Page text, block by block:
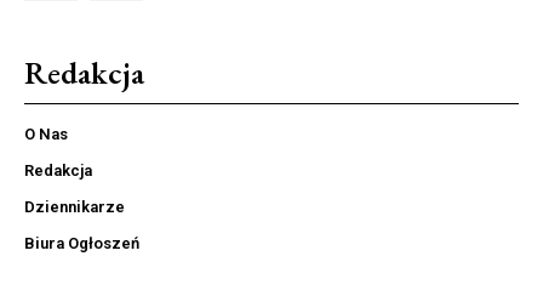
Redakcja
O Nas
Redakcja
Dziennikarze
Biura Ogłoszeń